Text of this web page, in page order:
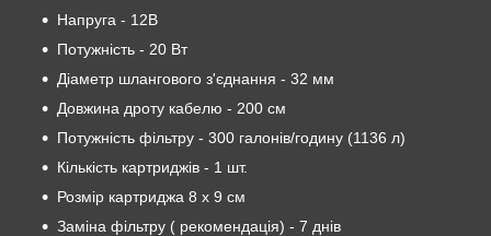
Напруга - 12В
Потужність - 20 Вт
Діаметр шлангового з'єднання - 32 мм
Довжина дроту кабелю - 200 см
Потужність фільтру - 300 галонів/годину (1136 л)
Кількість картриджів - 1 шт.
Розмір картриджа 8 х 9 см
Заміна фільтру ( рекомендація) - 7 днів